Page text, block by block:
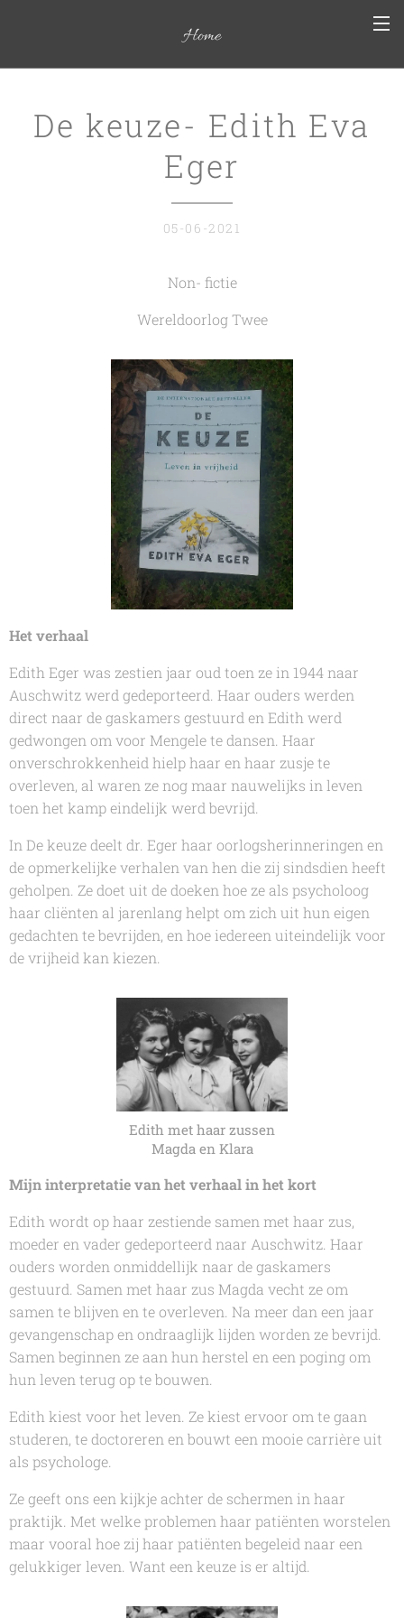
Home
De keuze- Edith Eva
Eger
05-06-2021
Non- fictie
Wereldoorlog Twee
Het verhaal
Edith Eger was zestien jaar oud toen ze in 1944 naar
Auschwitz werd gedeporteerd. Haar ouders werden
direct naar de gaskamers gestuurd en Edith werd
gedwongen om voor Mengele te dansen. Haar
onverschrokkenheid hielp haar en haar zusje te
overleven, al waren ze nog maar nauwelijks in leven
toen het kamp eindelijk werd bevrijd.
In De keuzedeelt dr. Eger haar oorlogsherinneringen en
de opmerkelijke verhalen van hen die zij sindsdien heeft
geholpen. Ze doet uit de doeken hoe ze als psycholoog
haar cliënten al jarenlang helpt om zich uit hun eigen
gedachten te bevrijden, en hoe iedereen uiteindelijk voor
de vrijheid kan kiezen.
Edith met haar zussen
Magda en Klara
Mijn interpretatie van het verhaal in het kort
Edith wordt op haar zestiende samen met haar zus,
moeder en vader gedeporteerd naar Auschwitz. Haar
ouders worden onmiddellijk naar de gaskamers
gestuurd. Samen met haar zus Magda vecht ze om
samen te blijven en te overleven. Na meer dan een jaar
gevangenschap en ondraaglijk lijden worden ze bevrijd.
Samen beginnen ze aan hun herstel en een poging om
hun leven terug op te bouwen.
Edith kiest voor het leven. Ze kiest ervoor om te gaan
studeren, te doctoreren en bouwt een mooie carrière uit
als psychologe.
Ze geeft ons een kijkje achter de schermen in haar
praktijk. Met welke problemen haar patiënten worstelen
maar vooral hoe zij haar patiënten begeleid naar een
gelukkiger leven. Want een keuze is er altijd.